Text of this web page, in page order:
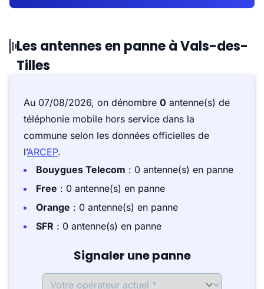
Les antennes en panne à Vals-des-
Tilles
Au 07/08/2026, on dénombre 0 antenne(s) de
téléphonie mobile hors service dans la
commune selon les données officielles de
l’ARCEP.
Bouygues Telecom : 0 antenne(s) en panne
Free : 0 antenne(s) en panne
Orange : 0 antenne(s) en panne
SFR : 0 antenne(s) en panne
Signaler une panne